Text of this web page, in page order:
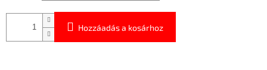
Hozzáadás a kosárhoz